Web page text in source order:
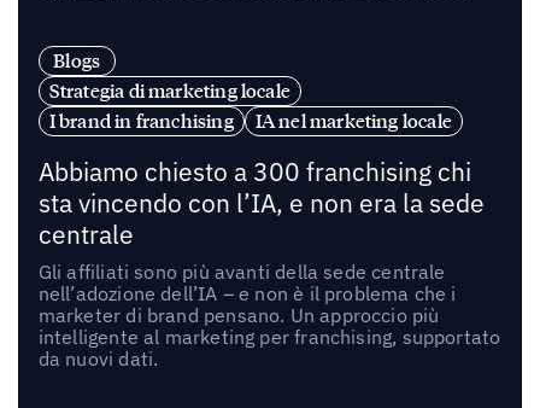
Blogs
Strategia di marketing locale
I brand in franchising
IA nel marketing locale
Abbiamo chiesto a 300 franchising chi
sta vincendo con l’IA, e non era la sede
centrale
Gli affiliati sono più avanti della sede centrale
nell’adozione dell’IA – e non è il problema che i
marketer di brand pensano. Un approccio più
intelligente al marketing per franchising, supportato
da nuovi dati.